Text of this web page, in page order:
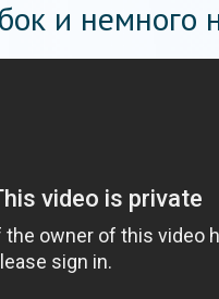
и немного